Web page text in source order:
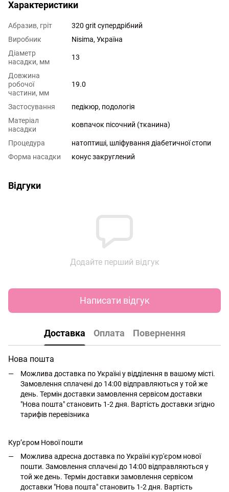
Характеристики
Абразив, гріт
320 grit супердрібний
Виробник
Nisima, Україна
Діаметр
насадки, мм
13
Довжина
робочої
частини, мм
19.0
Застосування
педікюр, подологія
Матеріал
насадки
ковпачок пісочний (тканина)
Процедура
натоптиші, шліфування діабетичної стопи
Форма насадки
конус закруглений
Відгуки
Додайте перший відгук
Написати відгук
Доставка Оплата Повернення
Нова пошта
Можлива доставка по Україні у відділення в вашому місті.
Замовлення сплачені до 14:00 відправляються у той же
день. Термін доставки замовлення сервісом доставки
"Нова пошта" становить 1-2 дня. Вартість доставки згідно
тарифів перевізника
Кур’єром Нової пошти
Можлива адресна доставка по Україні кур'єром нової
пошти. Замовлення сплачені до 14:00 відправляються у
той же день. Термін доставки замовлення сервісом
доставки "Нова пошта" становить 1-2 дня. Вартість